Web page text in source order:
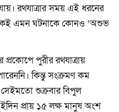
রথযাত্রার সময় এই ধরনের
এমন ঘটনাকে কোনও ‘অশুভ
পুরীর রথযাত্রায়
কিন্তু সংক্রমণ কম
শুক্রবার বিপুল
প্রায় ১৫ লক্ষ মানুষ অংশ